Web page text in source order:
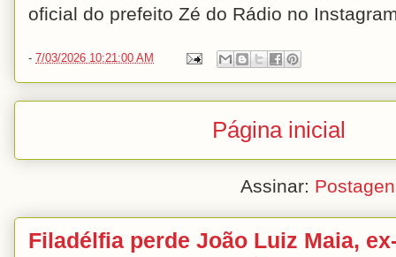
oficial do prefeito Zé do Rádio no
- 7/03/2026 10:21:00 AM
Página inicial
Assinar:
Filadélfia perde João Luiz Maia,